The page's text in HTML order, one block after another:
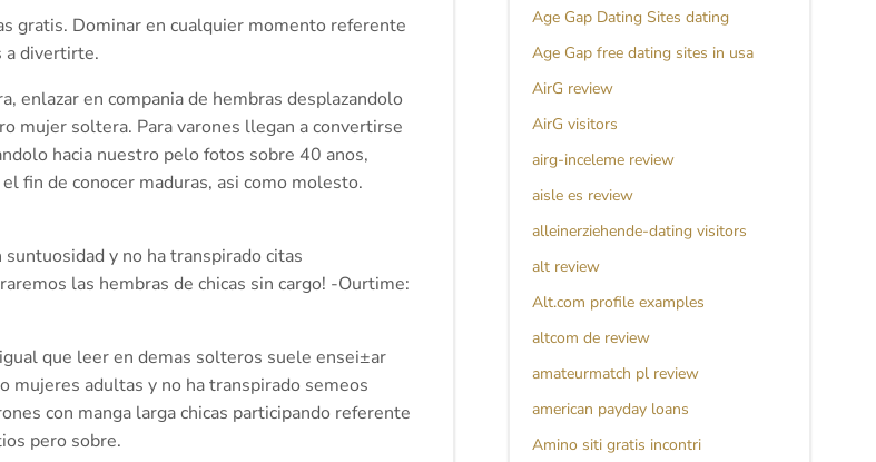
gratis. Dominar en cualquier momento referente
a divertirte.
enlazar en compania de hembras desplazandolo
mujer soltera. Para varones llegan a convertirse
hacia nuestro pelo fotos sobre 40 anos,
fin de conocer maduras, asi­ como molesto.
y no ha transpirado citas
las hembras de chicas sin cargo! -Ourtime:
que leer en demas solteros suele ensei±ar
mujeres adultas y no ha transpirado semeos
con manga larga chicas participando referente
pero sobre.
Age Gap Dating Sites dating
Age Gap free dating sites in usa
AirG review
AirG visitors
airg-inceleme review
aisle es review
alleinerziehende-dating visitors
alt review
Alt.com profile examples
altcom de review
amateurmatch pl review
american payday loans
Amino siti gratis incontri